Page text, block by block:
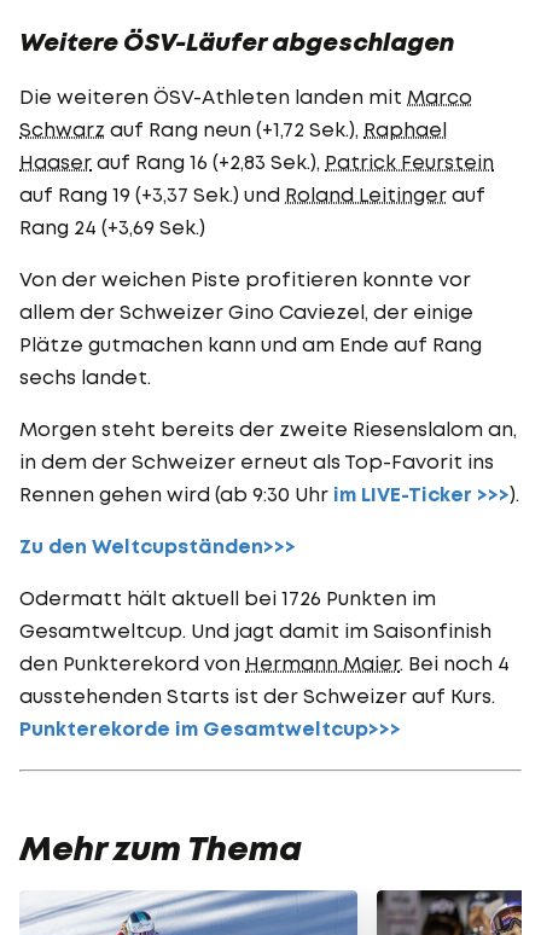
Weitere ÖSV-Läufer abgeschlagen
Die weiteren ÖSV-Athleten landen mit Marco
Schwarz auf Rang neun (+1,72 Sek.), Raphael
Haaser auf Rang 16 (+2,83 Sek.), Patrick Feurstein
auf Rang 19 (+3,37 Sek.) und Roland Leitinger auf
Rang 24 (+3,69 Sek.)
Von der weichen Piste profitieren konnte vor
allem der Schweizer Gino Caviezel, der einige
Plätze gutmachen kann und am Ende auf Rang
sechs landet.
Morgen steht bereits der zweite Riesenslalom an,
in dem der Schweizer erneut als Top-Favorit ins
Rennen gehen wird (ab 9:30 Uhr im LIVE-Ticker >>>).
Zu den Weltcupständen>>>
Odermatt hält aktuell bei 1726 Punkten im
Gesamtweltcup. Und jagt damit im Saisonfinish
den Punkterekord von Hermann Maier. Bei noch 4
ausstehenden Starts ist der Schweizer auf Kurs.
Punkterekorde im Gesamtweltcup>>>
Mehr zum Thema